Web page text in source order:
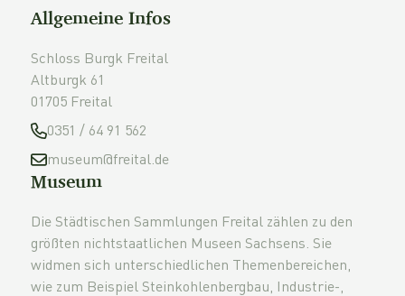
Allgemeine Infos
Schloss Burgk Freital
Altburgk 61
01705 Freital
0351 / 64 91 562
museum@freital.de
Museum
Die Städtischen Sammlungen Freital zählen zu den
größten nichtstaatlichen Museen Sachsens. Sie
widmen sich unterschiedlichen Themenbereichen,
wie zum Beispiel Steinkohlenbergbau, Industrie-,